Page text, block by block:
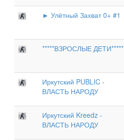
► Улётный Захват 0+ #1
*****ВЗРОСЛЫЕ ДЕТИ*****
Иркутский PUBLIC -
ВЛАСТЬ НАРОДУ
Иркутский Kreedz -
ВЛАСТЬ НАРОДУ